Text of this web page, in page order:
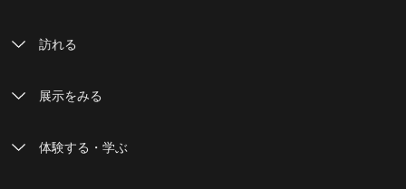
訪れる
展示をみる
体験する・学ぶ